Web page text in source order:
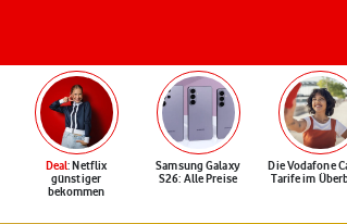
Deal: Netflix
günstiger
bekommen
Samsung Galaxy
S26: Alle Preise
Die Vodafone
Tarife im